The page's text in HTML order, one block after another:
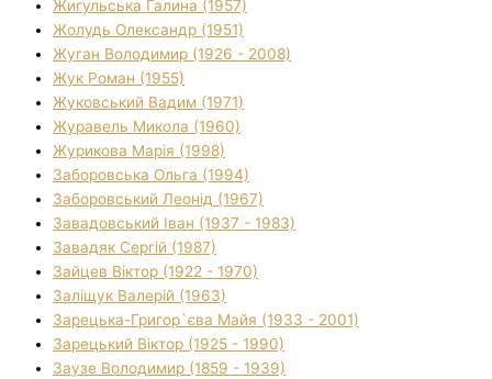
Жигульська Галина (1957)
Жолудь Олександр (1951)
Жуган Володимир (1926 - 2008)
Жук Роман (1955)
Жуковський Вадим (1971)
Журавель Микола (1960)
Журикова Марія (1998)
Заборовська Ольга (1994)
Заборовський Леонід (1967)
Завадовський Іван (1937 - 1983)
Завадяк Сергій (1987)
Зайцев Віктор (1922 - 1970)
Заліщук Валерій (1963)
Зарецька-Григор`єва Майя (1933 - 2001)
Зарецький Віктор (1925 - 1990)
Заузе Володимир (1859 - 1939)